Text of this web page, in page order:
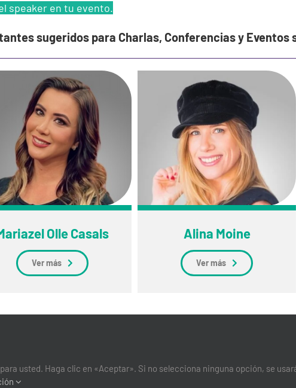
speaker en tu evento.
sugeridos para Charlas, Conferencias y Eventos
Olle Casals
Ver más
Alina Moine
Ver más
usted. Haga clic en «Aceptar». Si no selecciona ninguna opción, se